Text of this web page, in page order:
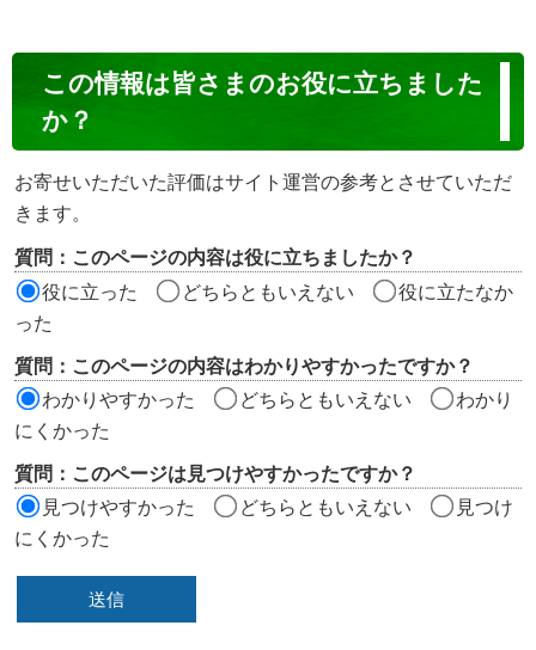
ン
ン
ツ
評
価
ア
この情報は皆さまのお役に立ちました
か？
お寄せいただいた評価はサイト運営の参考とさせていただ
きます。
質問：このページの内容は役に立ちましたか？
役に立った
どちらともいえない
役に立たなか
った
質問：このページの内容はわかりやすかったですか？
わかりやすかった
どちらともいえない
わかり
にくかった
質問：このページは見つけやすかったですか？
見つけやすかった
どちらともいえない
見つけ
にくかった